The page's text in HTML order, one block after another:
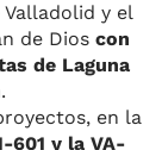
y el
de Dios con
de Laguna
en la
601 y la VA-